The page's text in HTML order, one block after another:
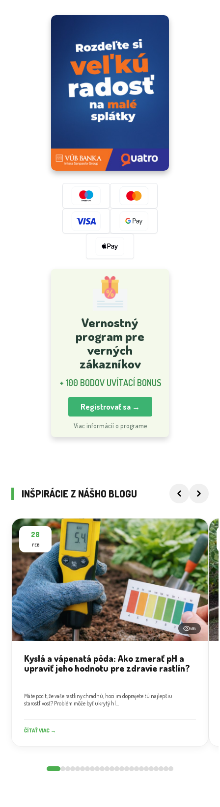
Vernostný
program pre
verných
zákazníkov
+ 100 BODOV UVÍTACÍ BONUS
Registrovať sa →
Viac informácií o programe
INŠPIRÁCIE Z NÁŠHO BLOGU
28
FEB
494
Kyslá a vápenatá pôda: Ako zmerať pH a
upraviť jeho hodnotu pre zdravie rastlín?
Máte pocit, že vaše rastliny chradnú, hoci im doprajete tú najlepšiu
starostlivosť? Problém môže byť ukrytý hl...
ČÍTAŤ VIAC →